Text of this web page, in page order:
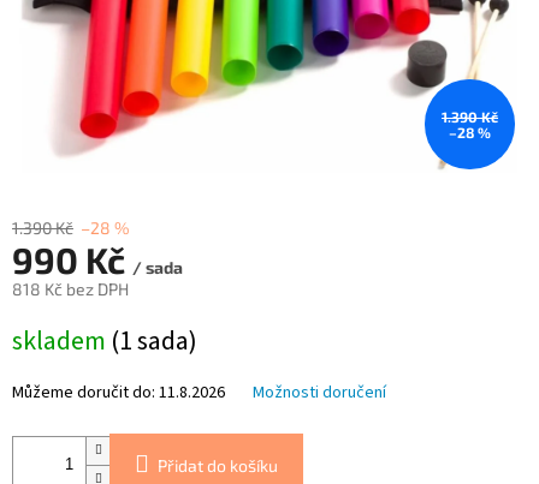
1.390 Kč
–28 %
1.390 Kč –28 %
990 Kč / sada
818 Kč bez DPH
cena:
skladem (1 sada)
Můžeme doručit do: 11.8.2026 Možnosti doručení
Přidat do košíku